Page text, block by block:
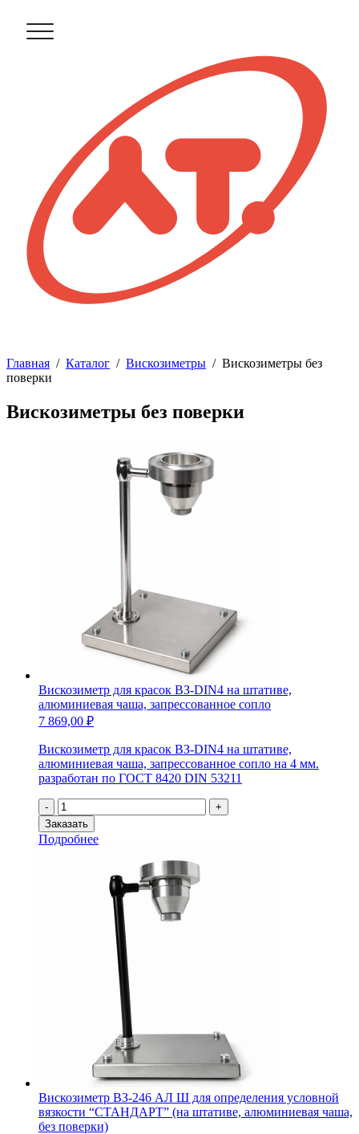
Главная / Каталог / Вискозиметры / Вискозиметры без
поверки
Вискозиметры без поверки
Вискозиметр для красок ВЗ-DIN4 на штативе,
алюминиевая чаша, запрессованное сопло
7 869,00 ₽
Вискозиметр для красок ВЗ-DIN4 на штативе,
алюминиевая чаша, запрессованное сопло на 4 мм.
разработан по ГОСТ 8420 DIN 53211
-
Количество
товара
Вискозиметр
для
алюминиевая
запрессованное
+
Заказать
Подробнее
Вискозиметр ВЗ-246 АЛ Ш для определения условной
вязкости “СТАНДАРТ” (на штативе, алюминиевая чаша,
без поверки)